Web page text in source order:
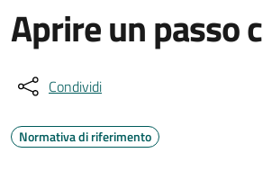
Aprire un passo
Condividi
Normativa di riferimento